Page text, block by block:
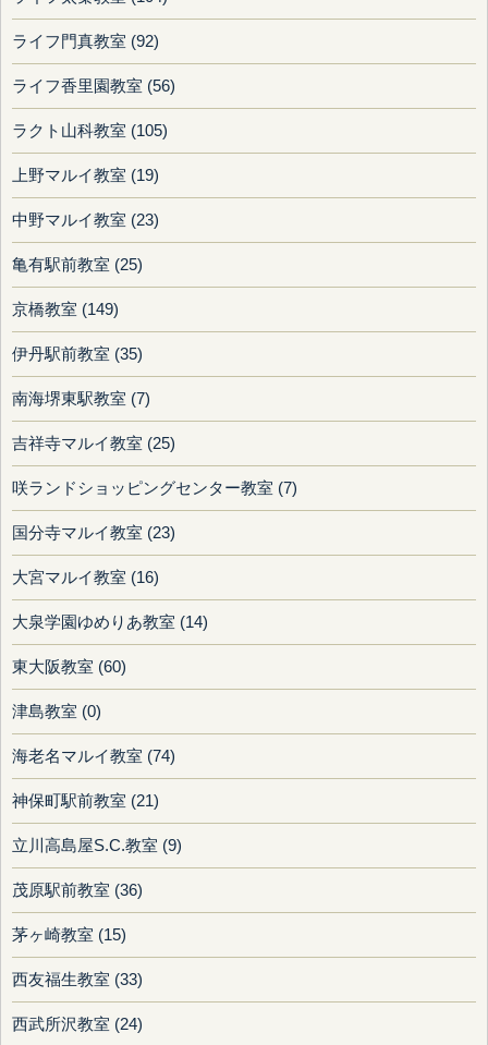
ライフ門真教室 (92)
ライフ香里園教室 (56)
ラクト山科教室 (105)
上野マルイ教室 (19)
中野マルイ教室 (23)
亀有駅前教室 (25)
京橋教室 (149)
伊丹駅前教室 (35)
南海堺東駅教室 (7)
吉祥寺マルイ教室 (25)
咲ランドショッピングセンター教室 (7)
国分寺マルイ教室 (23)
大宮マルイ教室 (16)
大泉学園ゆめりあ教室 (14)
東大阪教室 (60)
津島教室 (0)
海老名マルイ教室 (74)
神保町駅前教室 (21)
立川高島屋S.C.教室 (9)
茂原駅前教室 (36)
茅ヶ崎教室 (15)
西友福生教室 (33)
西武所沢教室 (24)